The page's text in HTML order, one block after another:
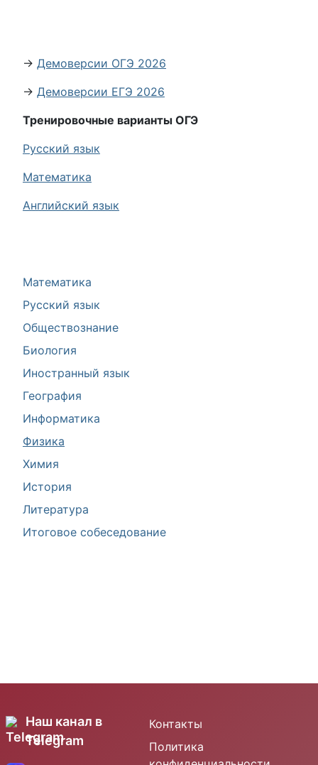
Математика
Русский язык
Обществознание
Биология
Иностранный язык
География
Информатика
Физика
Химия
История
Литература
Итоговое собеседование
→ Демоверсии ОГЭ 2026
→ Демоверсии ЕГЭ 2026
Тренировочные варианты ОГЭ
Русский язык
Математика
Английский язык
Наш канал в
Telegram
Контакты
Политика